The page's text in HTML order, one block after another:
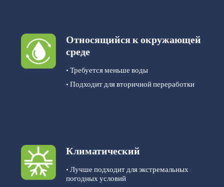
Относящийся к окружающей
среде
• Требуется меньше воды
• Подходит для вторичной переработки
Климатический
• Лучше подходит для экстремальных
погодных условий